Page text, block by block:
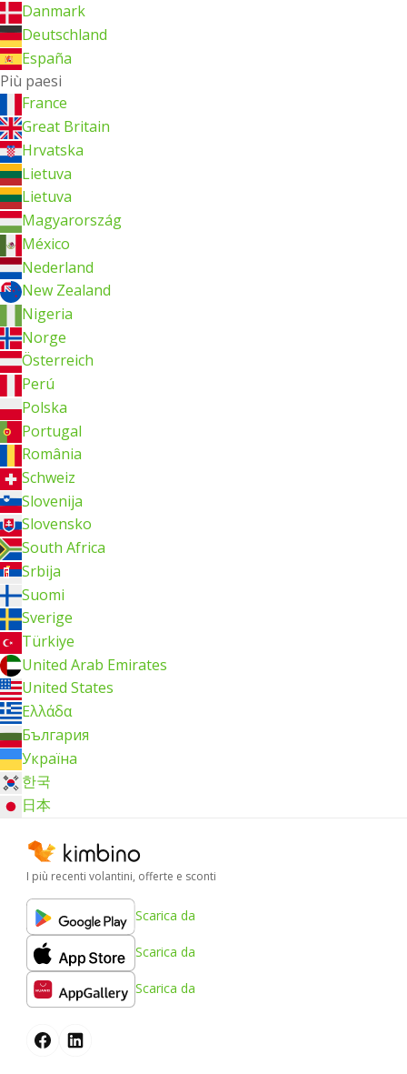
Danmark
Deutschland
España
Più paesi
France
Great Britain
Hrvatska
Lietuva
Lietuva
Magyarország
México
Nederland
New Zealand
Nigeria
Norge
Österreich
Perú
Polska
Portugal
România
Schweiz
Slovenija
Slovensko
South Africa
Srbija
Suomi
Sverige
Türkiye
United Arab Emirates
United States
Ελλάδα
България
Україна
한국
日本
I più recenti volantini, offerte e sconti
Scarica da
Scarica da
Scarica da